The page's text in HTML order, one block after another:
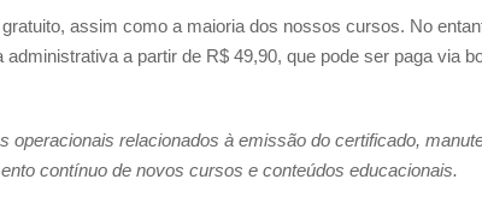
assim como a maioria dos nossos cursos. No
a partir de R$ 49,90, que pode ser paga via
operacionais relacionados à emissão do certificado,
contínuo de novos cursos e conteúdos educacionais.